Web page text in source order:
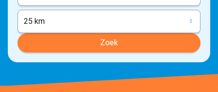
25 km
Zoek